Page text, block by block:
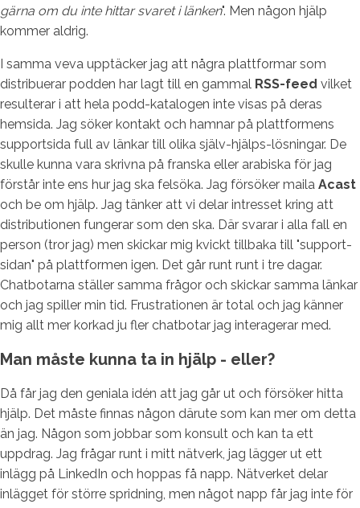
gärna om du inte hittar svaret i länken". Men någon hjälp
kommer aldrig.
I samma veva upptäcker jag att några plattformar som
distribuerar podden har lagt till en gammal RSS-feed vilket
resulterar i att hela podd-katalogen inte visas på deras
hemsida. Jag söker kontakt och hamnar på plattformens
supportsida full av länkar till olika själv-hjälps-lösningar. De
skulle kunna vara skrivna på franska eller arabiska för jag
förstår inte ens hur jag ska felsöka. Jag försöker maila Acast
och be om hjälp. Jag tänker att vi delar intresset kring att
distributionen fungerar som den ska. Där svarar i alla fall en
person (tror jag) men skickar mig kvickt tillbaka till "support-
sidan" på plattformen igen. Det går runt runt i tre dagar.
Chatbotarna ställer samma frågor och skickar samma länkar
och jag spiller min tid. Frustrationen är total och jag känner
mig allt mer korkad ju fler chatbotar jag interagerar med.
Man måste kunna ta in hjälp - eller?
Då får jag den geniala idén att jag går ut och försöker hitta
hjälp. Det måste finnas någon därute som kan mer om detta
än jag. Någon som jobbar som konsult och kan ta ett
uppdrag. Jag frågar runt i mitt nätverk, jag lägger ut ett
inlägg på LinkedIn och hoppas få napp. Nätverket delar
inlägget för större spridning, men något napp får jag inte för